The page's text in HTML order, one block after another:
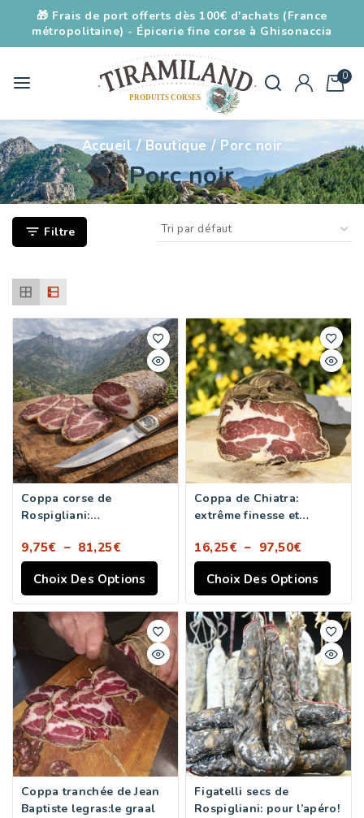
🎁 Frais de port offerts dès 100€ d'achats (France
métropolitaine) - Épicerie fine corse à Ghisonaccia
0
Accueil / Boutique / Porc noir
Porc noir
Filtre
Coppa corse de
Rospigliani:
9,75€ – 81,25€
Choix Des Options
Coppa de Chiatra:
extrême finesse et
16,25€ – 97,50€
Choix Des Options
Coppa tranchée de Jean
Baptiste legras:le graal
Figatelli secs de
Rospigliani: pour l’apéro!